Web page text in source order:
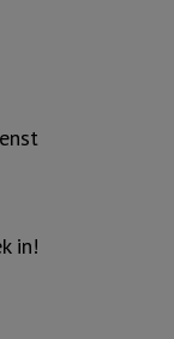
in!